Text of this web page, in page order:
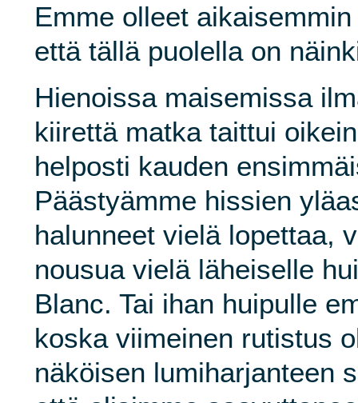
Emme olleet
että tällä puolella on
Hienoissa maisemissa
kiirettä matka taittui
helposti kauden
Päästyämme hissien
halunneet vielä lopettaa,
nousua vielä läheiselle
Blanc. Tai ihan huipulle
koska viimeinen rutistus
näköisen lumiharjanteen